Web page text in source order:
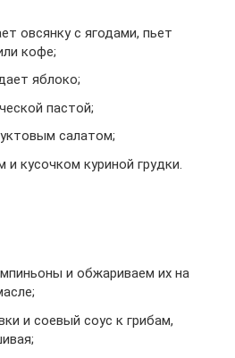
овсянку с ягодами, пьет
кофе;
яблоко;
пастой;
салатом;
кусочком куриной грудки.
и обжариваем их на
и соевый соус к грибам,